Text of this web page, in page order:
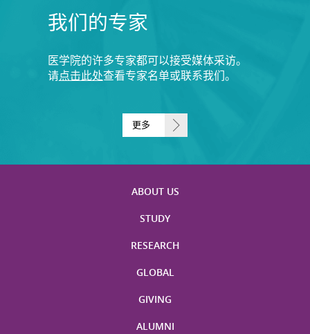
我们的专家
医学院的许多专家都可以接受媒体采访。
请点击此处查看专家名单或联系我们。
更多
ABOUT US
STUDY
RESEARCH
GLOBAL
GIVING
ALUMNI